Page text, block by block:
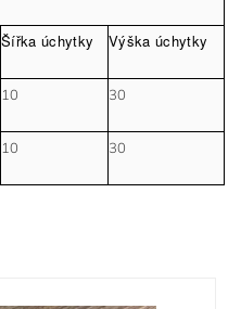
Šířka úchytky Výška úchytky
10 30
10 30